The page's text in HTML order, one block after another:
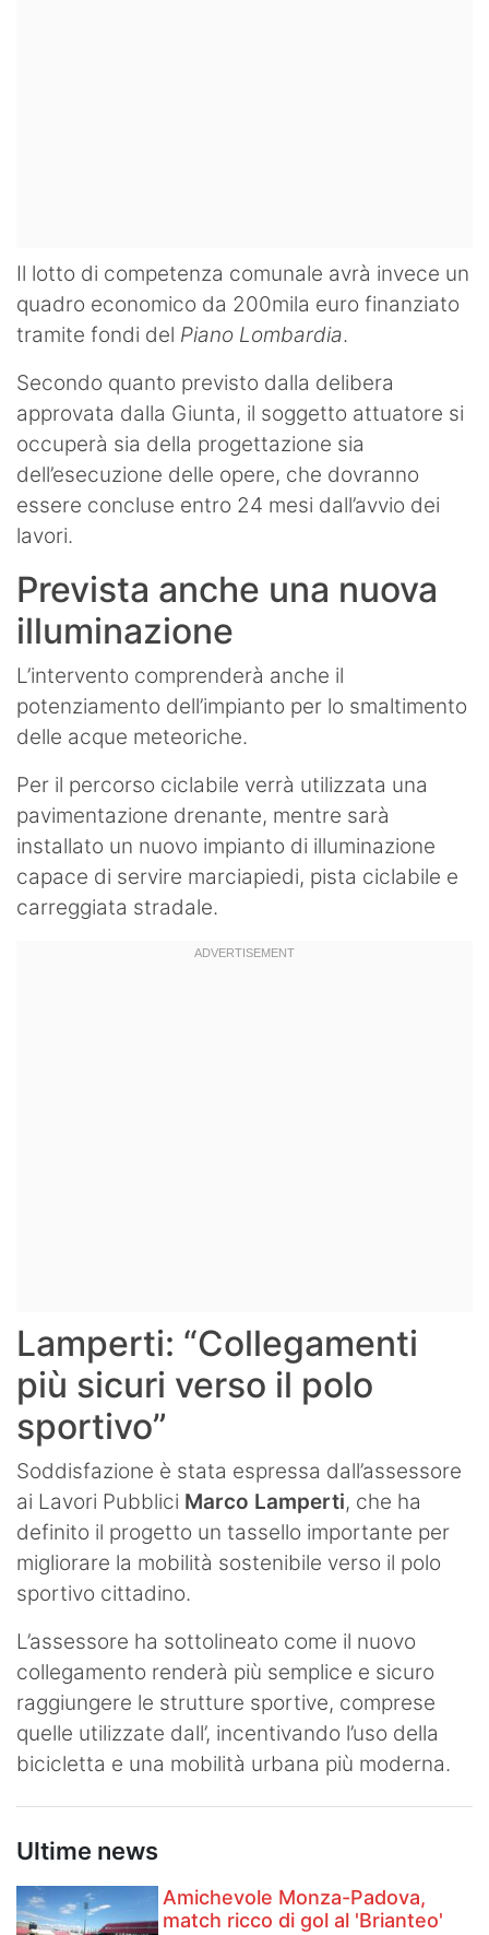
Il lotto di competenza comunale avrà invece un
quadro economico da 200mila euro finanziato
tramite fondi del Piano Lombardia.
Secondo quanto previsto dalla delibera
approvata dalla Giunta, il soggetto attuatore si
occuperà sia della progettazione sia
dell’esecuzione delle opere, che dovranno
essere concluse entro 24 mesi dall’avvio dei
lavori.
Prevista anche una nuova
illuminazione
L’intervento comprenderà anche il
potenziamento dell’impianto per lo smaltimento
delle acque meteoriche.
Per il percorso ciclabile verrà utilizzata una
pavimentazione drenante, mentre sarà
installato un nuovo impianto di illuminazione
capace di servire marciapiedi, pista ciclabile e
carreggiata stradale.
Lamperti: “Collegamenti
più sicuri verso il polo
sportivo”
Soddisfazione è stata espressa dall’assessore
ai Lavori Pubblici Marco Lamperti, che ha
definito il progetto un tassello importante per
migliorare la mobilità sostenibile verso il polo
sportivo cittadino.
L’assessore ha sottolineato come il nuovo
collegamento renderà più semplice e sicuro
raggiungere le strutture sportive, comprese
quelle utilizzate dall’, incentivando l’uso della
bicicletta e una mobilità urbana più moderna.
Ultime news
Amichevole Monza-Padova,
match ricco di gol al 'Brianteo'